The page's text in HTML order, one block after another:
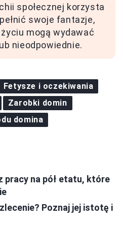
społecznej korzysta
swoje fantazje,
mogą wydawać
nieodpowiednie.
Fetysze i oczekiwania
Zarobki domin
domina
pracy na pół etatu, które
Poznaj jej istotę i